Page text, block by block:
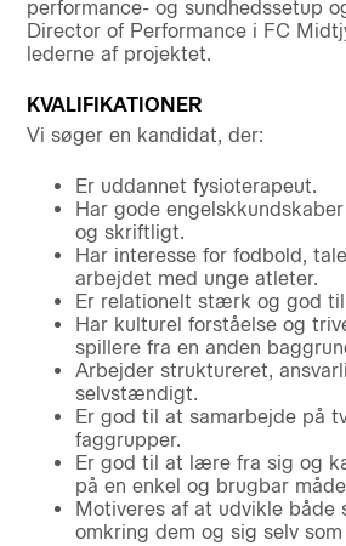
performance- og sundhedssetup
Director of Performance i FC
lederne af projektet.
KVALIFIKATIONER
Vi søger en kandidat, der:
Er uddannet fysioterapeut.
Har gode
og skriftligt.
Har interesse for fodbold,
arbejdet med unge atleter.
Er relationelt stærk og god
Har kulturel forståelse og
spillere fra en anden
Arbejder struktureret,
selvstændigt.
Er god til at samarbejde på
faggrupper.
Er god til at lære fra sig og
på en enkel og brugbar
Motiveres af at udvikle både
omkring dem og sig selv